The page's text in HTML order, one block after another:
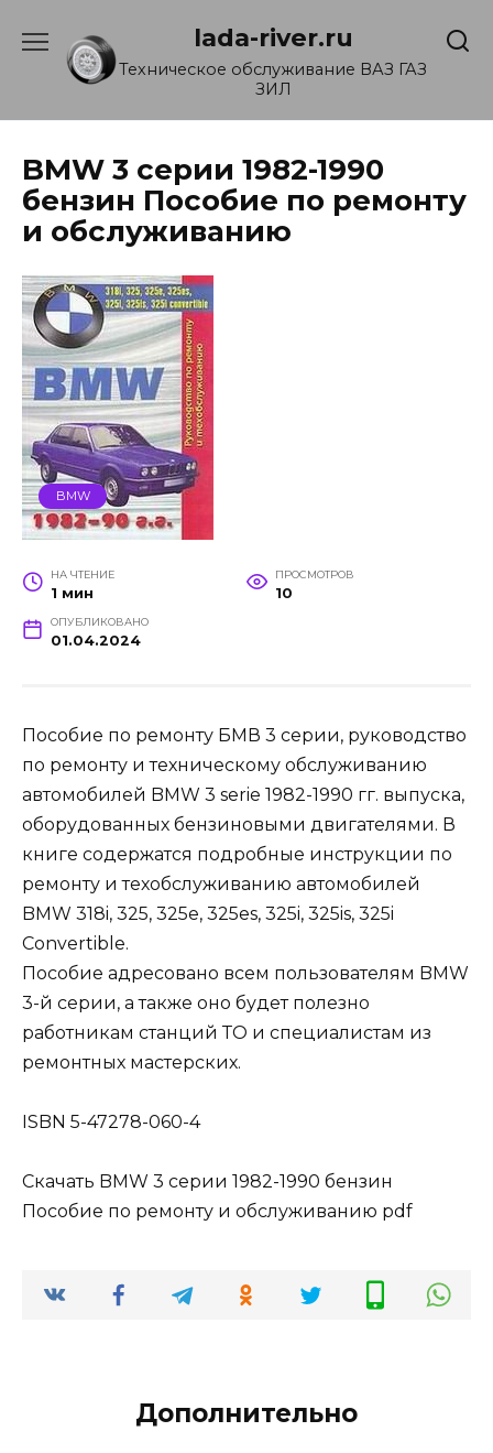
содержанию
lada-river.ru
Техническое обслуживание ВАЗ ГАЗ
ЗИЛ
BMW 3 серии 1982-1990
бензин Пособие по ремонту
и обслуживанию
BMW
НА ЧТЕНИЕ
1 мин
ПРОСМОТРОВ
10
ОПУБЛИКОВАНО
01.04.2024
Пособие по ремонту БМВ 3 серии, руководство
по ремонту и техническому обслуживанию
автомобилей BMW 3 serie 1982-1990 гг. выпуска,
оборудованных бензиновыми двигателями. В
книге содержатся подробные инструкции по
ремонту и техобслуживанию автомобилей
BMW 318i, 325, 325e, 325es, 325i, 325is, 325i
Convertible.
Пособие адресовано всем пользователям BMW
3-й серии, а также оно будет полезно
работникам станций ТО и специалистам из
ремонтных мастерских.
ISBN 5-47278-060-4
Скачать BMW 3 серии 1982-1990 бензин
Пособие по ремонту и обслуживанию pdf
Дополнительно